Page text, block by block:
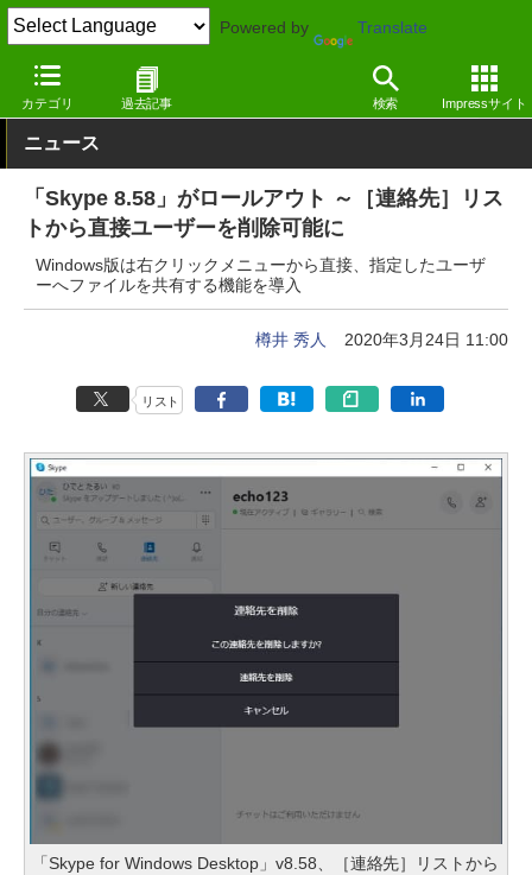
Powered by Translate
カテゴリ 過去記事 検索 Impressサイト
窓の杜 インターネット Windows
ニュース
「Skype 8.58」がロールアウト ～［連絡先］リス
トから直接ユーザーを削除可能に
Windows版は右クリックメニューから直接、指定したユーザ
ーへファイルを共有する機能を導入
樽井 秀人 2020年3月24日 11:00
リスト
「Skype for Windows Desktop」v8.58、［連絡先］リストから